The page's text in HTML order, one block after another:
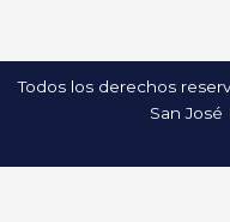
Todos los derechos
San